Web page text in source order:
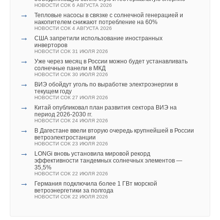
НОВОСТИ СОК 6 АВГУСТА 2026
→
Тепловые насосы в связке с солнечной генерацией и
накопителем снижают потребление на 60%
НОВОСТИ СОК 4 АВГУСТА 2026
→
США запретили использование иностранных
инверторов
НОВОСТИ СОК 31 ИЮЛЯ 2026
→
Уже через месяц в России можно будет устанавливать
солнечные панели в МКД
НОВОСТИ СОК 30 ИЮЛЯ 2026
→
ВИЭ обойдут уголь по выработке электроэнергии в
текущем году
НОВОСТИ СОК 27 ИЮЛЯ 2026
→
Китай опубликовал план развития сектора ВИЭ на
период 2026-2030 гг.
НОВОСТИ СОК 24 ИЮЛЯ 2026
→
В Дагестане ввели вторую очередь крупнейшей в России
ветроэлектростанции
НОВОСТИ СОК 23 ИЮЛЯ 2026
→
LONGi вновь установила мировой рекорд
эффективности тандемных солнечных элементов —
35,5%
НОВОСТИ СОК 22 ИЮЛЯ 2026
→
Германия подключила более 1 ГВт морской
ветроэнергетики за полгода
НОВОСТИ СОК 22 ИЮЛЯ 2026
Спасение утопающих — дело рук самих утопающих
Над этой фразой принято посмеиваться. Но где бы были мы
все, если бы за этот год сами не переформатировали
отрасль. Наверное, спокойно аплодировали результатам
ДПМ, спасибо, что не закрыли.
Сейчас РАВИ, присвоив опыт предыдущих лет,
видит перспективный путь развития
и готова отстаивать свою точку зрения на самом
высоком уровне. У Ассоциации не обычный план работ
на год, а полное переформатирование своей работы. Не
меняется только главная цель —России нужен
технологический суверенитет в производстве
критических компонентов и материалов для
ветрогенераторов, так как речь идет об энергетической
безопасности страны и ее перспективах на мировом
энергетическом рынке.
Общий объем бассейнов — 11 тысяч кубометров воды. В них
можно заниматься дайвингом, виндсерфингом и другими
видами водного спорта. Максимальная пропускная
способность — 335 чел./смену. Водный комплекс доступен
как для профессиональных спортсменов, так и для всех
желающих. Для комфортного плавания в тренировочных
бассейнах температура воды будет поддерживаться
на уровне 25–2
°C, в детских на уровне 23–3
«Термобассейн» — 3 9°C.
Компания имеет опыт строительства бассейнов для
Текст комментария
многоквартирных домов
НОВОСТИ СОК 2 ИЮЛЯ 2026
НОВОСТИ СОК 29 ИЮНЯ 2026
Правительство России обновило правила обращения
НОВОСТИ СОК 29 ИЮНЯ 2026
В Китае принят трёхлетний план мероприятий по
НОВОСТИ СОК 23 ИЮНЯ 2026
В России хотят создать федеральную систему
НОВОСТИ СОК 18 ИЮНЯ 2026
Комментарии